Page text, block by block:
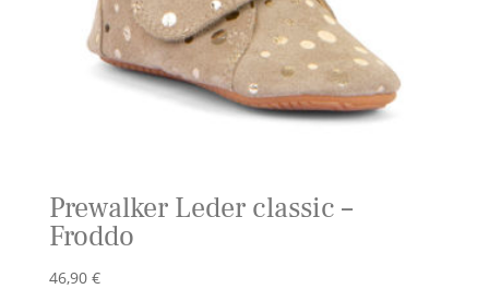
Prewalker Leder classic –
Froddo
46,90 €